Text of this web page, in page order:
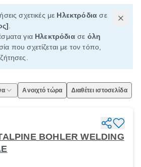
σχετικές με Ηλεκτρόδια σε
για Ηλεκτρόδιασε όλη
που σχετίζεται με τον τόπο,
Ανοιχτό τώρα Διαθέτει ιστοσελίδα
BOHLER WELDING